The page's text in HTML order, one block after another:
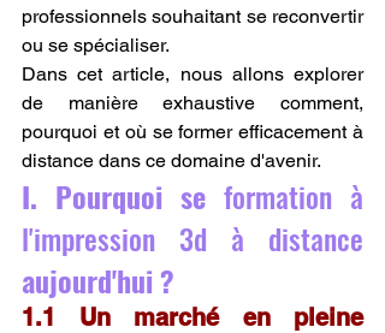
professionnels souhaitant se reconvertir
ou se spécialiser.
Dans cet article, nous allons explorer
de manière exhaustive comment,
pourquoi et où se former efficacement à
distance dans ce domaine d'avenir.
I. Pourquoi se formation à
aujourd'hui ?
1.1 Un marché en pleine